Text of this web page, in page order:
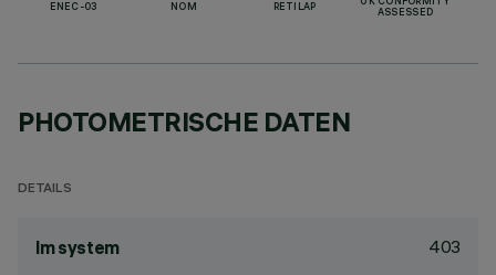
ENEC-03 NOM RETILAP
UK CONFORMITY
ASSESSED
PHOTOMETRISCHE DATEN
DETAILS
lm system 403